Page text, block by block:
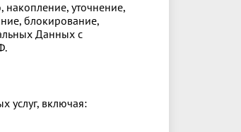
уточнение,
блокирование,
Данных с
услуг, включая: